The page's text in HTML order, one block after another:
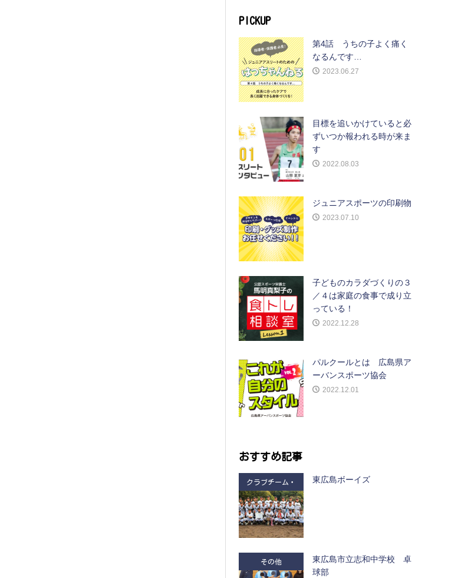
PICKUP
第4話 うちの子よく痛く
なるんです…
2023.06.27
目標を追いかけていると必
ずいつか報われる時が来ま
す
2022.08.03
ジュニアスポーツの印刷物
2023.07.10
子どものカラダづくりの３
／４は家庭の食事で成り立
っている！
2022.12.28
パルクールとは 広島県ア
ーバンスポーツ協会
2022.12.01
おすすめ記事
クラブチーム・
部活
東広島ボーイズ
その他
東広島市立志和中学校 卓
球部